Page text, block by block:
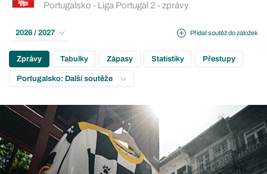
Portugalsko - Liga Portugal 2 - zprávy
Přidat soutěž do záložek
2026 / 2027
Zprávy Tabulky Zápasy Statistiky Přestupy
Portugalsko: Další soutěže